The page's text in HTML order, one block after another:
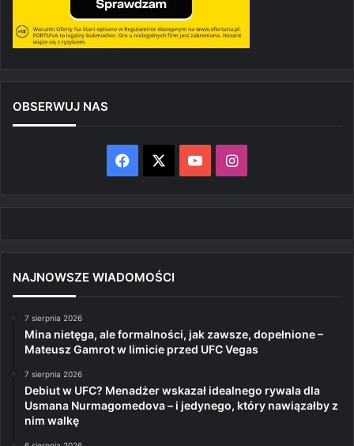
OBSERWUJ NAS
Facebook YouTubeInstagram
NAJNOWSZE WIADOMOŚCI
7 sierpnia 2026
Mina nietęga, ale formalności, jak zawsze, dopełnione –
Mateusz Gamrot w limicie przed UFC Vegas
7 sierpnia 2026
Debiut w UFC? Menadżer wskazał idealnego rywala dla
Usmana Nurmagomedova – i jedynego, który nawiązałby z
nim walkę